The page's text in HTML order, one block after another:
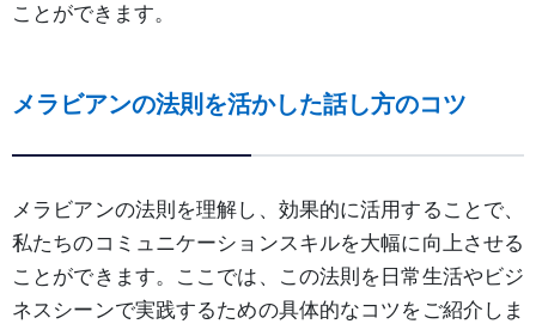
ことができます。
メラビアンの法則を活かした話し方のコツ
メラビアンの法則を理解し、効果的に活用することで、
私たちのコミュニケーションスキルを大幅に向上させる
ことができます。ここでは、この法則を日常生活やビジ
ネスシーンで実践するための具体的なコツをご紹介しま